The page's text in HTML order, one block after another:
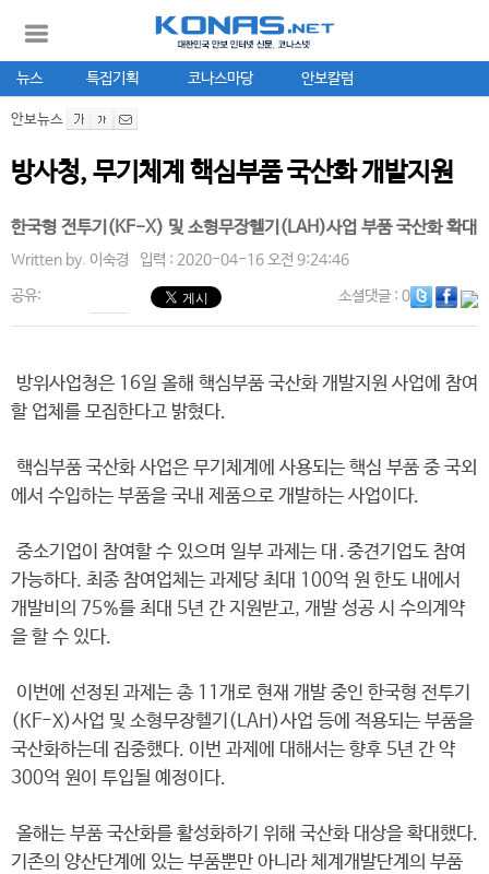
뉴스 특집기획 코나스마당 안보칼럼
안보뉴스
방사청, 무기체계 핵심부품 국산화 개발지원
한국형 전투기(KF-X) 및 소형무장헬기(LAH)사업 부품 국산화 확대
Written by. 이숙경 입력 : 2020-04-16 오전 9:24:46
공유: 소셜댓글: 0
방위사업청은 16일 올해 핵심부품 국산화 개발지원 사업에 참여
할 업체를 모집한다고 밝혔다.
핵심부품 국산화 사업은 무기체계에 사용되는 핵심 부품 중 국외
에서 수입하는 부품을 국내 제품으로 개발하는 사업이다.
중소기업이 참여할 수 있으며 일부 과제는 대․중견기업도 참여
가능하다. 최종 참여업체는 과제당 최대 100억 원 한도 내에서
개발비의 75%를 최대 5년 간 지원받고, 개발 성공 시 수의계약
을 할 수 있다.
이번에 선정된 과제는 총 11개로 현재 개발 중인 한국형 전투기
(KF-X)사업 및 소형무장헬기(LAH)사업 등에 적용되는 부품을
국산화하는데 집중했다. 이번 과제에 대해서는 향후 5년 간 약
300억 원이 투입될 예정이다.
올해는 부품 국산화를 활성화하기 위해 국산화 대상을 확대했다.
기존의 양산단계에 있는 부품뿐만 아니라 체계개발단계의 부품